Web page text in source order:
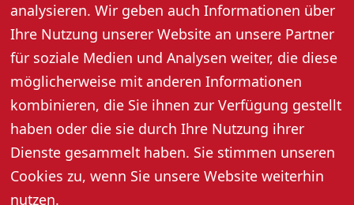
analysieren. Wir geben auch Informationen über
Ihre Nutzung unserer Website an unsere Partner
für soziale Medien und Analysen weiter, die diese
möglicherweise mit anderen Informationen
kombinieren, die Sie ihnen zur Verfügung gestellt
haben oder die sie durch Ihre Nutzung ihrer
Dienste gesammelt haben. Sie stimmen unseren
Cookies zu, wenn Sie unsere Website weiterhin
nutzen.
Anmeldung für Samstag bis 16:30 Uhr am Freitag und
für Montag bis 10:00 Uhr am gleichen Tag unter Tel.
07802 82600 erforderlich.